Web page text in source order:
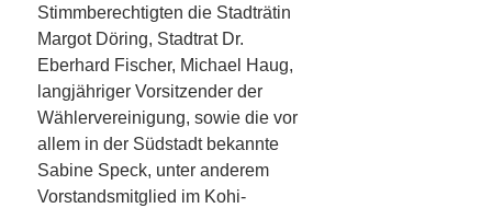
Stimmberechtigten die Stadträtin
Margot Döring, Stadtrat Dr.
Eberhard Fischer, Michael Haug,
langjähriger Vorsitzender der
Wählervereinigung, sowie die vor
allem in der Südstadt bekannte
Sabine Speck, unter anderem
Vorstandsmitglied im Kohi-